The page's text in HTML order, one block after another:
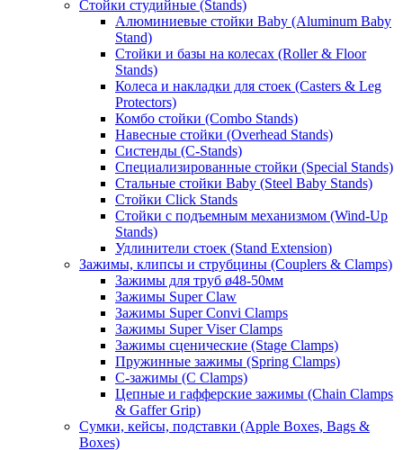
Стойки студийные (Stands)
Алюминиевые стойки Baby (Aluminum Baby
Stand)
Стойки и базы на колесах (Roller & Floor
Stands)
Колеса и накладки для стоек (Casters & Leg
Protectors)
Комбо стойки (Combo Stands)
Навесные стойки (Overhead Stands)
Систенды (C-Stands)
Специализированные стойки (Special Stands)
Стальные стойки Baby (Steel Baby Stands)
Стойки Click Stands
Стойки с подъемным механизмом (Wind-Up
Stands)
Удлинители стоек (Stand Extension)
Зажимы, клипсы и струбцины (Couplers & Clamps)
Зажимы для труб ø48-50мм
Зажимы Super Claw
Зажимы Super Convi Clamps
Зажимы Super Viser Clamps
Зажимы сценические (Stage Clamps)
Пружинные зажимы (Spring Clamps)
С-зажимы (C Clamps)
Цепные и гафферские зажимы (Chain Clamps
& Gaffer Grip)
Сумки, кейсы, подставки (Apple Boxes, Bags &
Boxes)